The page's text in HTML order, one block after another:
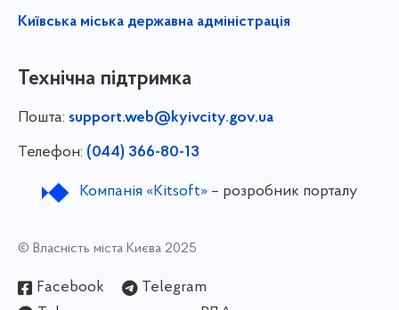
Київська міська державна адміністрація
Технічна підтримка
Пошта: support.web@kyivcity.gov.ua
Телефон: (044) 366-80-13
Компанія «Kitsoft»– розробник порталу
© Власність міста Києва 2025
Facebook
Telegram